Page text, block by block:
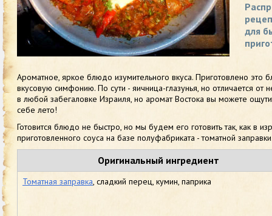
для
Ароматное, яркое блюдо изумительного вкуса. Приготовлено это
вкусовую симфонию. По сути - яичница-глазунья, но отличается от
в любой забегаловке Израиля, но аромат Востока вы можете
себе лето!
Готовится блюдо не быстро, но мы будем его готовить так, как в
приготовленного соуса на базе полуфабриката - томатной
Оригинальный ингредиент
Томатная заправка, сладкий перец, кумин, паприка